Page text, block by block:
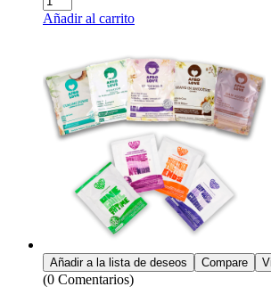
Añadir al carrito
Añadir a la lista de deseos Compare
(0 Comentarios)